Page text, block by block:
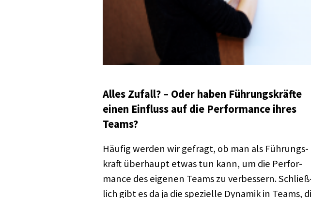
Alles Zufall? – Oder haben Führungs­kräfte
einen Einfluss auf die Perfor­mance ihres
Teams?
Häufig werden wir gefragt, ob man als Führungs­
kraft über­haupt etwas tun kann, um die Perfor­
mance des eige­nen Teams zu verbes­sern.
lich gibt es da ja die spezi­elle Dyna­mik in Teams,